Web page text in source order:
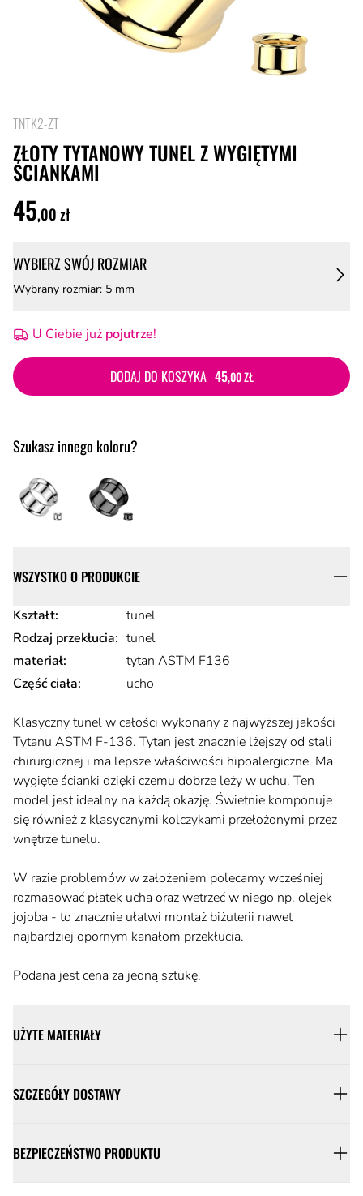
TNTK2-ZT
ZŁOTY TYTANOWY TUNEL Z WYGIĘTYMI
ŚCIANKAMI
45,00 zł
WYBIERZ SWÓJ ROZMIAR
Wybrany rozmiar: 5 mm
U Ciebie już pojutrze!
DODAJ DO KOSZYKA 45,00 ZŁ
Szukasz innego koloru?
WSZYSTKO O PRODUKCIE
Atrybuty produktu
Kształt:
tunel
Rodzaj przekłucia: tunel
materiał:
tytan ASTM F136
Część ciała:
ucho
Klasyczny tunel w całości wykonany z najwyższej jakości
Tytanu ASTM F-136. Tytan jest znacznie lżejszy od stali
chirurgicznej i ma lepsze właściwości hipoalergiczne. Ma
wygięte ścianki dzięki czemu dobrze leży w uchu. Ten
model jest idealny na każdą okazję. Świetnie komponuje
się również z klasycznymi kolczykami przełożonymi przez
wnętrze tunelu.
W razie problemów w założeniem polecamy wcześniej
rozmasować płatek ucha oraz wetrzeć w niego np. olejek
jojoba - to znacznie ułatwi montaż biżuterii nawet
najbardziej opornym kanałom przekłucia.
Podana jest cena za jedną sztukę.
UŻYTE MATERIAŁY
SZCZEGÓŁY DOSTAWY
BEZPIECZEŃSTWO PRODUKTU